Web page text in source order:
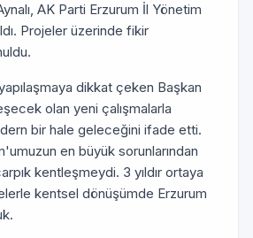
AK Parti Erzurum İl Yönetim
Projeler üzerinde fikir
dikkat çeken Başkan
olan yeni çalışmalarla
bir hale geleceğini ifade etti.
en büyük sorunlarından
kentleşmeydi. 3 yıldır ortaya
kentsel dönüşümde Erzurum